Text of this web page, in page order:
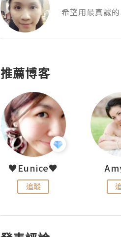
希望用最真誠
推薦博客
♥Eunice♥
追蹤